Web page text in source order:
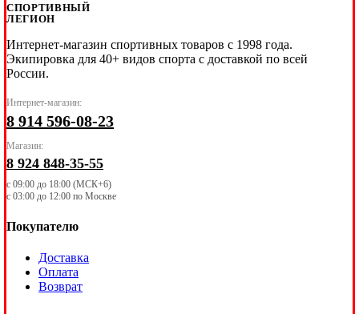
СПОРТИВНЫЙ
ЛЕГИОН
Интернет-магазин спортивных товаров с 1998 года.
Экипировка для 40+ видов спорта с доставкой по всей
России.
Интернет-магазин:
8 914 596-08-23
Магазин:
8 924 848-35-55
с 09:00 до 18:00 (МСК+6)
с 03:00 до 12:00 по Москве
Покупателю
Доставка
Оплата
Возврат